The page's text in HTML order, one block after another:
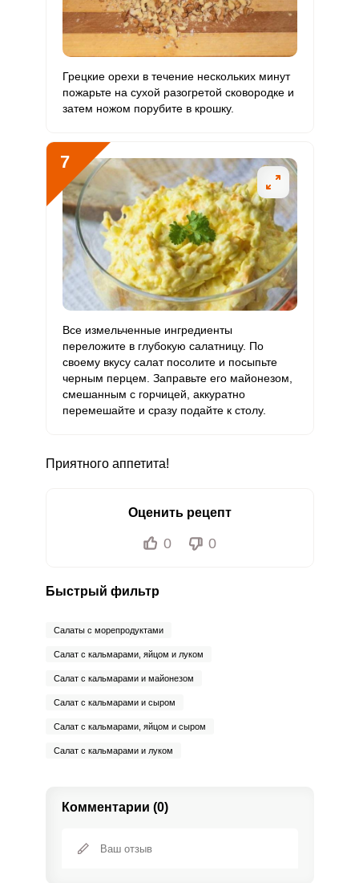
Грецкие орехи в течение нескольких минут
пожарьте на сухой разогретой сковородке и
затем ножом порубите в крошку.
7
Все измельченные ингредиенты
переложите в глубокую салатницу. По
своему вкусу салат посолите и посыпьте
черным перцем. Заправьте его майонезом,
смешанным с горчицей, аккуратно
перемешайте и сразу подайте к столу.
Приятного аппетита!
Оценить рецепт
0 0
Быстрый фильтр
Салаты с морепродуктами
Салат с кальмарами, яйцом и луком
Салат с кальмарами и майонезом
Салат с кальмарами и сыром
Салат с кальмарами, яйцом и сыром
Салат с кальмарами и луком
Комментарии (0)